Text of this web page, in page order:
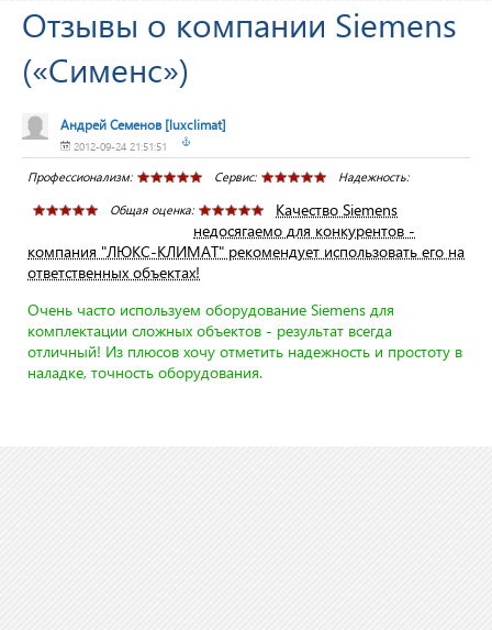
Отзывы о компании Siemens
(«Сименс»)
Андрей Семенов[luxclimat]
2012-09-24 21:51:51
Профессионализм: Сервис: Надежность:
Общая оценка:
Качество Siemens
недосягаемо для конкурентов -
компания "ЛЮКС-КЛИМАТ" рекомендует использовать его на
ответственных объектах!
Очень часто используем оборудование Siemens для
комплектации сложных объектов - результат всегда
отличный! Из плюсов хочу отметить надежность и простоту в
наладке, точность оборудования.